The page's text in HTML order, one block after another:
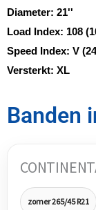
Diameter: 21''
Load Index: 108
Speed Index: V
Versterkt: XL
Banden
zomer 265/45 R21